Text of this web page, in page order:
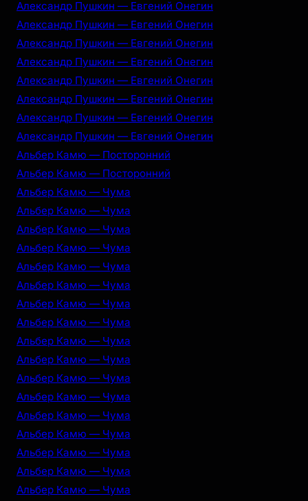
Александр Пушкин — Евгений Онегин
Александр Пушкин — Евгений Онегин
Александр Пушкин — Евгений Онегин
Александр Пушкин — Евгений Онегин
Александр Пушкин — Евгений Онегин
Александр Пушкин — Евгений Онегин
Александр Пушкин — Евгений Онегин
Александр Пушкин — Евгений Онегин
Альбер Камю — Посторонний
Альбер Камю — Посторонний
Альбер Камю — Чума
Альбер Камю — Чума
Альбер Камю — Чума
Альбер Камю — Чума
Альбер Камю — Чума
Альбер Камю — Чума
Альбер Камю — Чума
Альбер Камю — Чума
Альбер Камю — Чума
Альбер Камю — Чума
Альбер Камю — Чума
Альбер Камю — Чума
Альбер Камю — Чума
Альбер Камю — Чума
Альбер Камю — Чума
Альбер Камю — Чума
Альбер Камю — Чума